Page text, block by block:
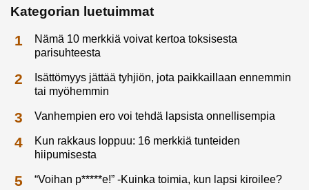
Kategorian luetuimmat
Nämä 10 merkkiä voivat kertoa toksisesta
parisuhteesta
Isättömyys jättää tyhjiön, jota paikkaillaan ennemmin
tai myöhemmin
Vanhempien ero voi tehdä lapsista onnellisempia
Kun rakkaus loppuu: 16 merkkiä tunteiden
hiipumisesta
“Voihan p*****e!” -Kuinka toimia, kun lapsi kiroilee?